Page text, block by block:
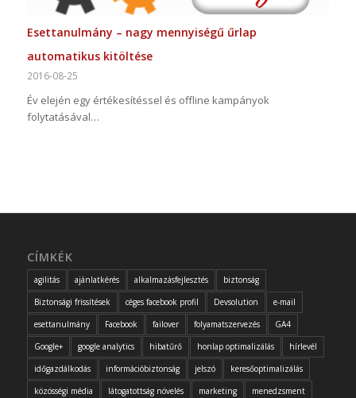
Esettanulmány – nagy mennyiségű űrlap
automatikus kitöltése
2016-08-25
Év elején egy értékesítéssel és offline kampányok
folytatásával…
CÍMKÉK
agilitás ajánlatkérés alkalmazásfejlesztés
biztonság
Biztonsági frissítések
céges facebook profil Devsolution
e-mail
esettanulmány
Facebook failover folyamatszervezés
GA4
Google+
google analytics hibatűrő honlap optimalizálás
hírlevél
időgazdálkodás
információbiztonság jelszó
keresőoptimalizálás
közösségi média
látogatottság növelés marketing
menedzsment